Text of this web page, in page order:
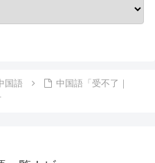
国語
中国語「受不了｜